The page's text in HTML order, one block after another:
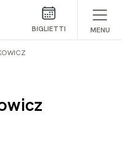
BIGLIETTI MENU